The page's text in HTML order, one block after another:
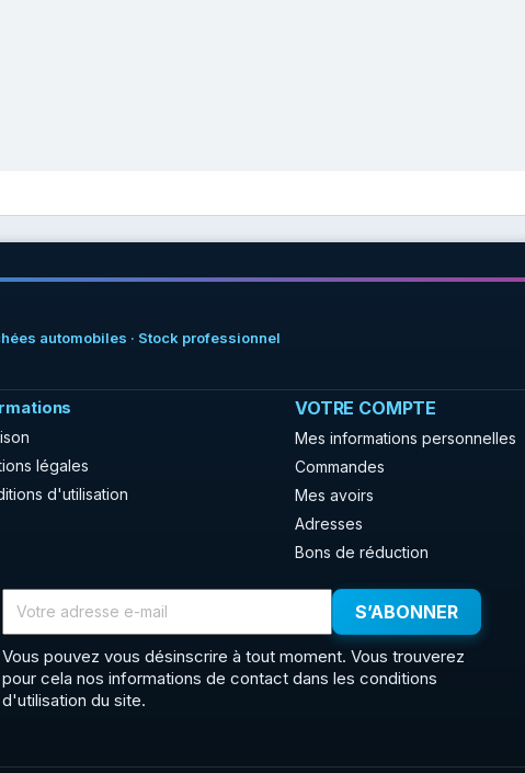
automobiles · Stock professionnel
légales
d'utilisation
VOTRE COMPTE
Mes informations personnelles
Commandes
Mes avoirs
Adresses
Bons de réduction
Vous pouvez vous désinscrire à tout moment. Vous trouverez
pour cela nos informations de contact dans les conditions
d'utilisation du site.